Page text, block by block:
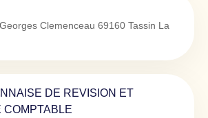
Clemenceau 69160 Tassin La
DE REVISION ET
COMPTABLE